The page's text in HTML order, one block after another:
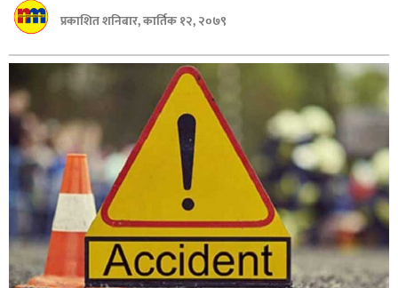
गण्डकी
बागमती
कर्णाली
सुदूरपश्चिम
मधेश
विशेष
राजनीति
प्रमुख
समाचार
प्रकाशित शनिबार, कार्तिक १२, २०७९